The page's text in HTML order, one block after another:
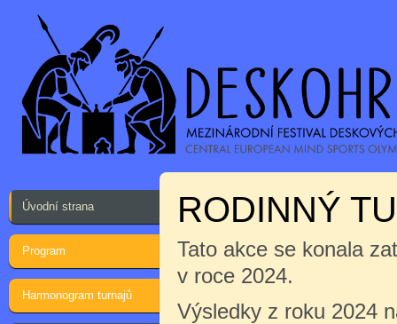
Úvodní strana
Program
Harmonogram turnajů
RODINNÝ
Tato akce se konala
v roce 2024.
Výsledky z roku 2024